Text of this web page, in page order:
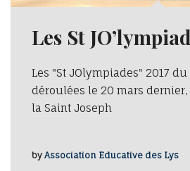
Les St
Les "St JOlympiades" 2017
déroulées le 20 mars
la Saint Joseph
by Association Educative des Lys